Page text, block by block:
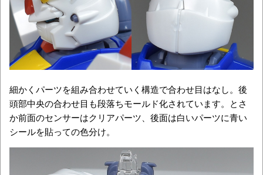
細かくパーツを組み合わせていく構造で合わせ目はなし。後
頭部中央の合わせ目も段落ちモールド化されています。とさ
か前面のセンサーはクリアパーツ、後面は白いパーツに青い
シールを貼っての色分け。